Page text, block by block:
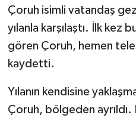
Çoruh isimli vatandaş
yılanla karşılaştı. İlk kez
gören Çoruh, hemen
kaydetti.
Yılanın kendisine
Çoruh, bölgeden ayrıldı.